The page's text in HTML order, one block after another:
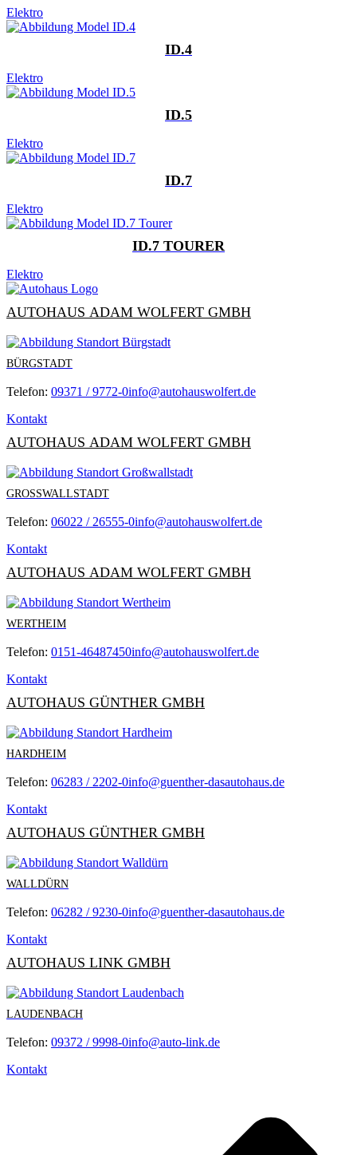
Elektro
ID.4
Elektro
ID.5
Elektro
ID.7
Elektro
ID.7 TOURER
Elektro
AUTOHAUS ADAM WOLFERT GMBH
BÜRGSTADT
Telefon: 09371 / 9772-0info@autohauswolfert.de
Kontakt
AUTOHAUS ADAM WOLFERT GMBH
GROSSWALLSTADT
Telefon: 06022 / 26555-0info@autohauswolfert.de
Kontakt
AUTOHAUS ADAM WOLFERT GMBH
WERTHEIM
Telefon: 0151-46487450info@autohauswolfert.de
Kontakt
AUTOHAUS GÜNTHER GMBH
HARDHEIM
Telefon: 06283 / 2202-0info@guenther-dasautohaus.de
Kontakt
AUTOHAUS GÜNTHER GMBH
WALLDÜRN
Telefon: 06282 / 9230-0info@guenther-dasautohaus.de
Kontakt
AUTOHAUS LINK GMBH
LAUDENBACH
Telefon: 09372 / 9998-0info@auto-link.de
Kontakt